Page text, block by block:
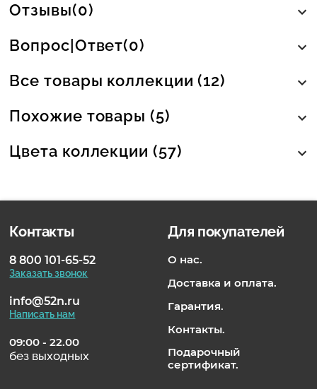
Отзывы(0)
Вопрос|Ответ(0)
Все товары коллекции (12)
Похожие товары (5)
Цвета коллекции (57)
Контакты
8 800 101-65-52
Заказать звонок
info@52n.ru
Написать нам
09:00 - 22.00
без выходных
Для покупателей
О нас.
Доставка и оплата.
Гарантия.
Контакты.
Подарочный
сертификат.